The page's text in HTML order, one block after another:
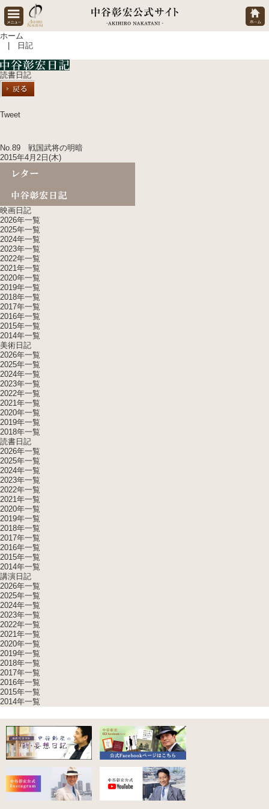
ホーム
| 日記
読書日記
Tweet
No.89 戦国武将の明暗
2015年4月2日(木)
映画日記
2026年一覧
2025年一覧
2024年一覧
2023年一覧
2022年一覧
2021年一覧
2020年一覧
2019年一覧
2018年一覧
2017年一覧
2016年一覧
2015年一覧
2014年一覧
美術日記
2026年一覧
2025年一覧
2024年一覧
2023年一覧
2022年一覧
2021年一覧
2020年一覧
2019年一覧
2018年一覧
読書日記
2026年一覧
2025年一覧
2024年一覧
2023年一覧
2022年一覧
2021年一覧
2020年一覧
2019年一覧
2018年一覧
2017年一覧
2016年一覧
2015年一覧
2014年一覧
講演日記
2026年一覧
2025年一覧
2024年一覧
2023年一覧
2022年一覧
2021年一覧
2020年一覧
2019年一覧
2018年一覧
2017年一覧
2016年一覧
2015年一覧
2014年一覧